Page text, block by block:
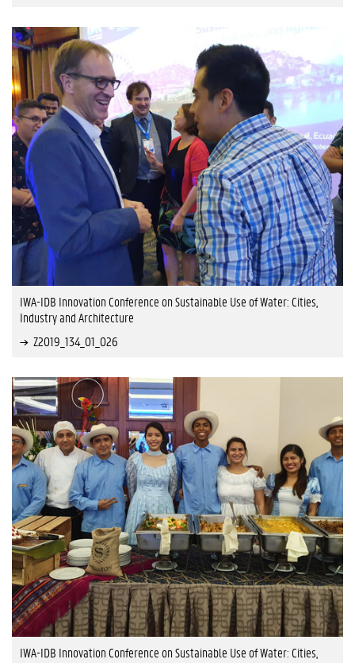
IWA-IDB Innovation Conference on Sustainable Use of Water: Cities,
Industry and Architecture
Z2019_134_01_026
IWA-IDB Innovation Conference on Sustainable Use of Water: Cities,